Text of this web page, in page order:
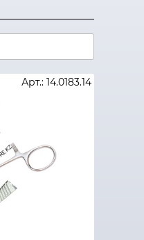
Арт.: 14.0183.14